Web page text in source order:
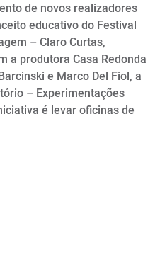
de novos realizadores
educativo do Festival
– Claro Curtas,
a produtora Casa Redonda
e Marco Del Fiol, a
– Experimentações
é levar oficinas de